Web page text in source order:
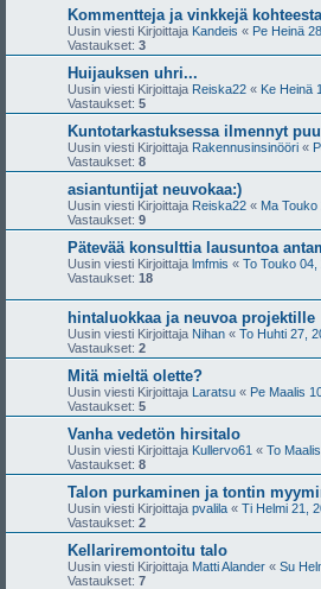
Kommentteja ja vinkkejä
Uusin viesti Kirjoittaja Kandeis « Pe Heinä
Vastaukset: 3
Huijauksen uhri...
Uusin viesti Kirjoittaja Reiska22 « Ke Heinä
Vastaukset: 5
Kuntotarkastuksessa ilmennyt
Uusin viesti Kirjoittaja Rakennusinsinööri «
Vastaukset: 8
asiantuntijat neuvokaa:)
Uusin viesti Kirjoittaja Reiska22 « Ma
Vastaukset: 9
Pätevää konsulttia lausuntoa
Uusin viesti Kirjoittaja lmfmis « To Touko
Vastaukset: 18
hintaluokkaa ja neuvoa projektille
Uusin viesti Kirjoittaja Nihan « To Huhti 27,
Vastaukset: 2
Mitä mieltä olette?
Uusin viesti Kirjoittaja Laratsu « Pe Maalis
Vastaukset: 5
Vanha vedetön hirsitalo
Uusin viesti Kirjoittaja Kullervo61 « To
Vastaukset: 8
Talon purkaminen ja tontin
Uusin viesti Kirjoittaja pvalila « Ti Helmi 21,
Vastaukset: 2
Kellariremontoitu talo
Uusin viesti Kirjoittaja Matti Alander « Su
Vastaukset: 7